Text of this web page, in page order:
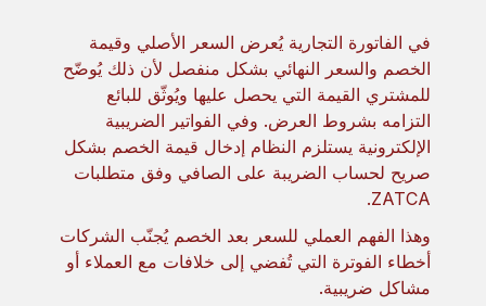
في الفاتورة التجارية يُعرض السعر الأصلي وقيمة
الخصم والسعر النهائي بشكل منفصل لأن ذلك يُوضّح
للمشتري القيمة التي يحصل عليها ويُوثّق للبائع
التزامه بشروط العرض. وفي الفواتير الضريبية
الإلكترونية يستلزم النظام إدخال قيمة الخصم بشكل
صريح لحساب الضريبة على الصافي وفق متطلبات
ZATCA.
وهذا الفهم العملي للسعر بعد الخصم يُجنّب الشركات
أخطاء الفوترة التي تُفضي إلى خلافات مع العملاء أو
مشاكل ضريبية.